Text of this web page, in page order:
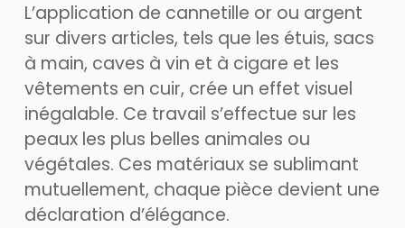
L’application de cannetille or ou argent
sur divers articles, tels que les étuis, sacs
à main, caves à vin et à cigare et les
vêtements en cuir, crée un effet visuel
inégalable. Ce travail s’effectue sur les
peaux les plus belles animales ou
végétales. Ces matériaux se sublimant
mutuellement, chaque pièce devient une
déclaration d’élégance.